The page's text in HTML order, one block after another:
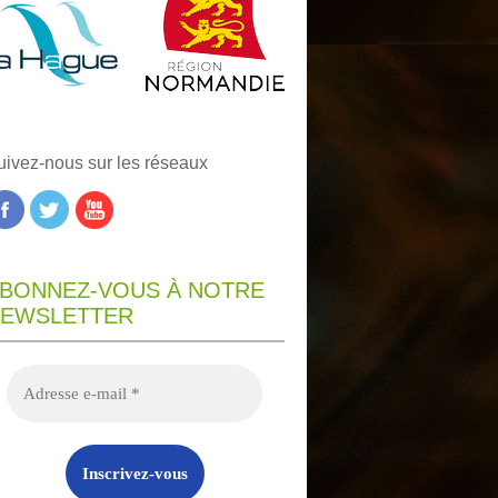
nous sur les réseaux
VOUS À NOTRE